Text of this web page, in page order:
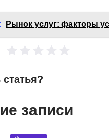
Рынок услуг: факторы
записи